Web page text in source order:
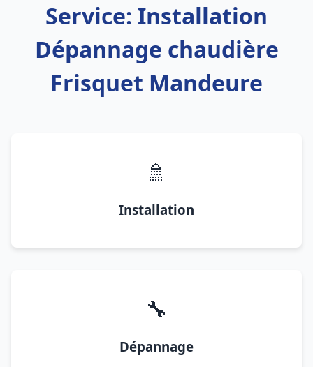
Service: Installation
Dépannage chaudière
Frisquet Mandeure
🚿
Installation
🔧
Dépannage